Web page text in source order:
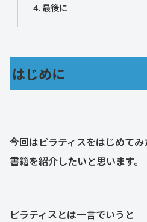
最後に
はじめに
今回はピラティスをはじめて
書籍を紹介したいと思います。
ピラティスとは一言でいうと